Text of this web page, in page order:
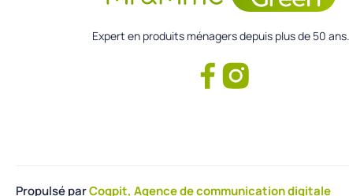
Expert en produits ménagers depuis plus de 50 ans.
Propulsé parCoqpit, Agence de communication digitale